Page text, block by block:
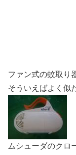
ファン式の蚊取り
そういえばよく似
ムシューダのクロ